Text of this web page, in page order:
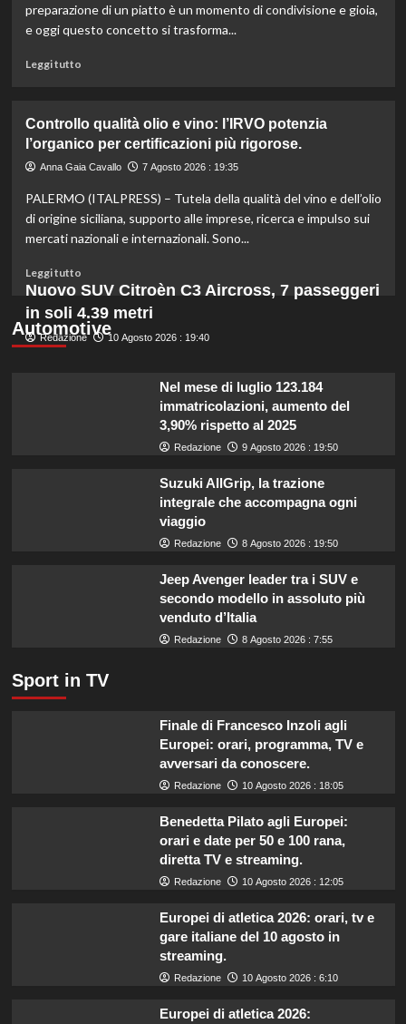
per
valorizzare
preparazione di un piatto è un momento di condivisione e gioia,
e oggi questo concetto si trasforma...
Leggi tuttoLeggi
Marco
Bianchi:
“Ricette
come
le
vite
tagli
aiuti
umanitari”.
Controllo qualità olio e vino: l’IRVO potenzia
l’organico per certificazioni più rigorose.
Anna Gaia Cavallo 7 Agosto 2026 : 19:35
PALERMO (ITALPRESS) – Tutela della qualità del vino e dell’olio
di origine siciliana, supporto alle imprese, ricerca e impulso sui
mercati nazionali e internazionali. Sono...
Leggi tuttoLeggi
di
più
su
Controllo
Automotive
Nuovo SUV Citroèn C3 Aircross, 7 passeggeri
in soli 4.39 metri
Redazione 10 Agosto 2026 : 19:40
Nel mese di luglio 123.184
immatricolazioni, aumento del
3,90% rispetto al 2025
Redazione 9 Agosto 2026 : 19:50
Suzuki AllGrip, la trazione
integrale che accompagna ogni
viaggio
Redazione 8 Agosto 2026 : 19:50
Jeep Avenger leader tra i SUV e
secondo modello in assoluto più
venduto d’Italia
Redazione 8 Agosto 2026 : 7:55
Sport in TV
Finale di Francesco Inzoli agli
Europei: orari, programma, TV e
avversari da conoscere.
Redazione 10 Agosto 2026 : 18:05
Benedetta Pilato agli Europei:
orari e date per 50 e 100 rana,
diretta TV e streaming.
Redazione 10 Agosto 2026 : 12:05
Europei di atletica 2026: orari, tv e
gare italiane del 10 agosto in
streaming.
Redazione 10 Agosto 2026 : 6:10
Europei di atletica 2026: